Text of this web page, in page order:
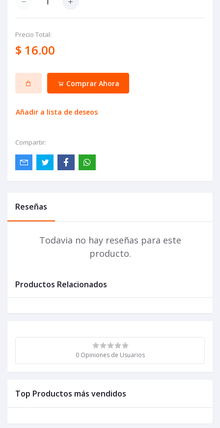
Precio Total:
$ 16.00
Comprar Ahora
Añadir a lista de deseos
Compartir:
0 Opiniones de Usuarios
Top Productos más vendidos
Reseñas
Todavia no hay reseñas para este
producto.
Productos Relacionados